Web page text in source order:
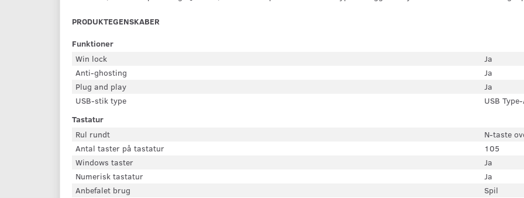
PRODUKTEGENSKABER
Funktioner
Win lock
Ja
Anti-ghosting
Ja
Plug and play
Ja
USB-stik type
USB
Tastatur
Rul rundt
N-taste
Antal taster på tastatur
105
Windows taster
Ja
Numerisk tastatur
Ja
Anbefalet brug
Spil